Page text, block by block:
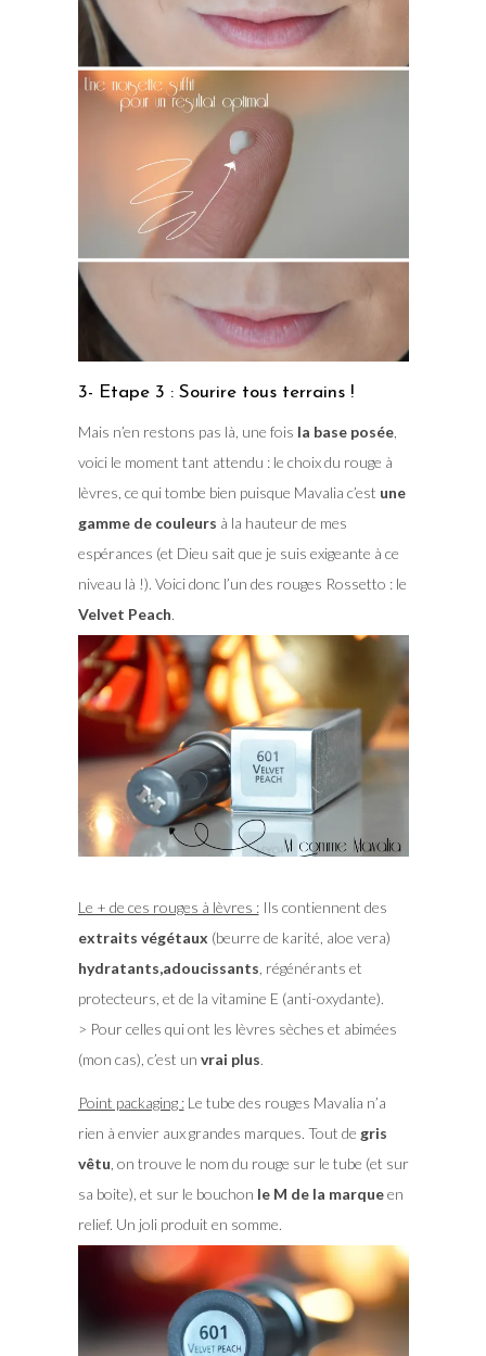
3- Etape 3 : Sourire tous terrains !
Mais n’en restons pas là, une fois la base posée,
voici le moment tant attendu : le choix du rouge à
lèvres, ce qui tombe bien puisque Mavalia c’est une
gamme de couleurs à la hauteur de mes
espérances (et Dieu sait que je suis exigeante à ce
niveau là !). Voici donc l’un des rouges Rossetto : le
Velvet Peach.
Le + de ces rouges à lèvres :Ils contiennent des
extraits végétaux (beurre de karité, aloe vera)
hydratants,adoucissants , régénérants et
protecteurs, et de la vitamine E (anti-oxydante).
> Pour celles qui ont les lèvres sèches et abimées
(mon cas), c’est un vrai plus.
Point packaging :Le tube des rouges Mavalia n’a
rien à envier aux grandes marques. Tout de gris
vêtu , on trouve le nom du rouge sur le tube (et sur
sa boite), et sur le bouchon le M de la marqueen
relief. Un joli produit en somme.